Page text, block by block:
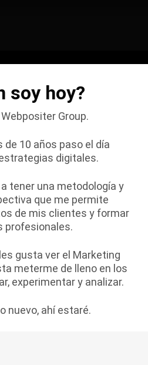
soy hoy?
Webpositer Group.
de 10 años paso el día
digitales.
tener una metodología y
que me permite
de mis clientes y formar
profesionales.
gusta ver el Marketing
meterme de lleno en los
experimentar y analizar.
nuevo, ahí estaré.